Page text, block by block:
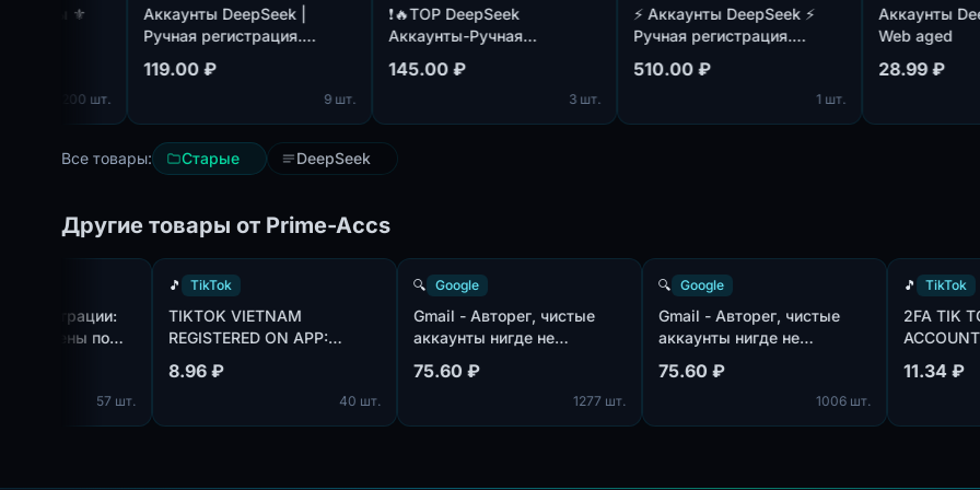
200 шт.
Аккаунты DeepSeek |
Ручная регистрация.
идет в комплекте.
119.00 ₽
9 шт.
❗️🔥TOP DeepSeek
Аккаунты-Ручная
Зарегистрированы по
145.00 ₽
3 шт.
⚡️ Аккаунты DeepSeek ⚡️
Ручная регистрация.
идет в комплекте. ⚡️
510.00 ₽
1 шт.
Аккаунты
Web aged
28.99 ₽
Все товары: Старые DeepSeek
Другие товары от Prime-Accs
| Год регистрации:
Подтверждены по
Канада.
🎵
TIKTOK VIETNAM
REGISTERED ON APP:
8.96 ₽
🔍
Gmail - Авторег, чистые
аккаунты нигде не
пол:MIX | имена:ENG, нет
телефона в безопасности
профиля | отлежка от 7
75.60 ₽
1277 шт.
🔍
Gmail - Авторег, чистые
аккаунты нигде не
пол:MIX | имена:ENG, нет
телефона в безопасности
профиля | отлежка от 7
75.60 ₽
1006 шт.
🎵